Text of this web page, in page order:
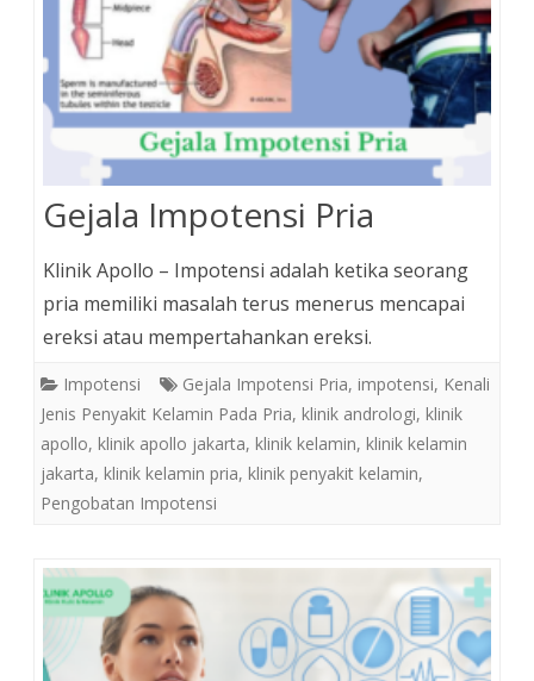
Gejala Impotensi Pria
Klinik Apollo – Impotensi adalah ketika seorang
pria memiliki masalah terus menerus mencapai
ereksi atau mempertahankan ereksi.
Impotensi Gejala Impotensi Pria, impotensi, Kenali
Jenis Penyakit Kelamin Pada Pria, klinik andrologi, klinik
apollo, klinik apollo jakarta, klinik kelamin, klinik kelamin
jakarta, klinik kelamin pria, klinik penyakit kelamin,
Pengobatan Impotensi